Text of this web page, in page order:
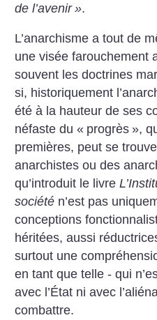
de l’avenir ».
L’anarchisme a tout de
une visée farouchement
souvent les doctrines
si, historiquement
été à la hauteur de ses
néfaste du « progrès »,
premières, peut se
anarchistes ou des
qu’introduit le livre
société n’est pas
conceptions
héritées, aussi
surtout une
en tant que telle - qui
avec l’État ni avec
combattre.